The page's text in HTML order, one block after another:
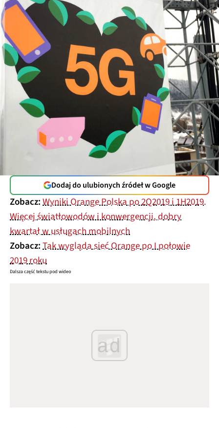
Dodaj do ulubionych źródeł w Google
Zobacz:Wyniki Orange Polska po 2Q2019 i 1H2019.
Więcej światłowodów i konwergencji, dobry
kwartał w usługach mobilnych
Zobacz:Tak wygląda sieć Orange po I połowie
2019 roku
Dalsza część tekstu pod wideo
ad